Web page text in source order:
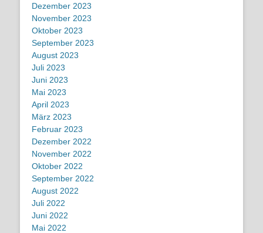
Dezember 2023
November 2023
Oktober 2023
September 2023
August 2023
Juli 2023
Juni 2023
Mai 2023
April 2023
März 2023
Februar 2023
Dezember 2022
November 2022
Oktober 2022
September 2022
August 2022
Juli 2022
Juni 2022
Mai 2022